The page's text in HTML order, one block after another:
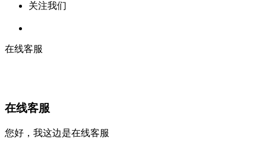
关注我们
在线客服
在线客服
您好，我这边是在线客服